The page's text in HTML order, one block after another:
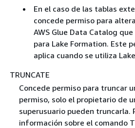
En el caso de las tablas
concede permiso para
AWS Glue Data Catalog
para Lake Formation. Este
aplica cuando se utiliza
TRUNCATE
Concede permiso para truncar
permiso, solo el propietario de
superusuario pueden truncarla.
información sobre el comando